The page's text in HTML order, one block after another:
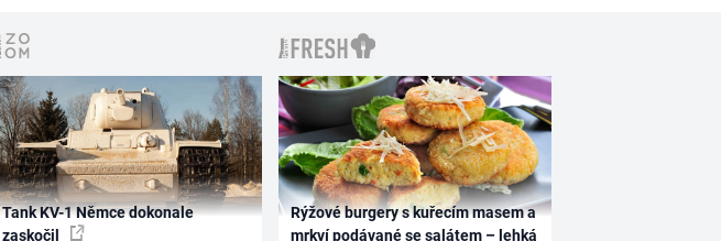
Tank KV-1 Němce dokonale
zaskočil
Rýžové burgery s kuřecím masem a
mrkví podávané se salátem – lehká